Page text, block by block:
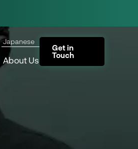
Japanese
About Us
Get in
Touch